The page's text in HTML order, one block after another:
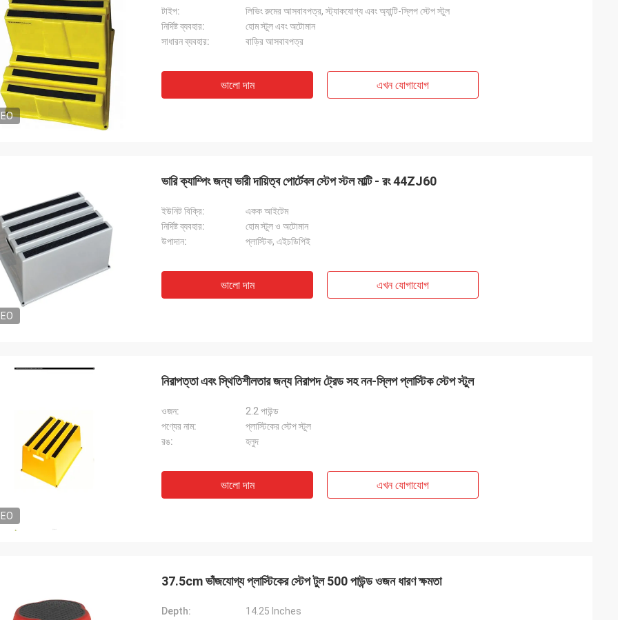
টাইপ:
লিভিং রুমের আসবাবপত্র, স্ট্যাকযোগ্য এবং অ্যান্টি-স্লিপ স্টেপ স্টুল
নির্দিষ্ট ব্যবহার:
হোম স্টুল এবং অটোমান
সাধারন ব্যবহার:
বাড়ির আসবাবপত্র
ভালো দাম এখন যোগাযোগ
ভারি ক্যাম্পিং জন্য ভারী দায়িত্ব পোর্টেবল স্টেপ স্টল মাল্টি - রং 44ZJ60
ইউনিট বিক্রি:
একক আইটেম
নির্দিষ্ট ব্যবহার:
হোম স্টুল ও অটোমান
উপাদান:
প্লাস্টিক, এইচডিপিই
ভালো দাম এখন যোগাযোগ
নিরাপত্তা এবং স্থিতিশীলতার জন্য নিরাপদ ট্রেড সহ নন-স্লিপ প্লাস্টিক স্টেপ স্টুল
ওজন:
2.2 পাউন্ড
পণ্যের নাম:
প্লাস্টিকের স্টেপ স্টুল
রঙ:
হলুদ
ভালো দাম এখন যোগাযোগ
37.5cm ভাঁজযোগ্য প্লাস্টিকের স্টেপ টুল 500 পাউন্ড ওজন ধারণ ক্ষমতা
Depth:
14.25 Inches